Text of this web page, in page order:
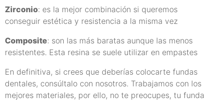
Zirconio: es la mejor combinación si queremos
conseguir estética y resistencia a la misma vez
Composite: son las más baratas aunque las menos
resistentes. Esta resina se suele utilizar en empastes
En definitiva, si crees que deberías colocarte fundas
dentales, consúltalo con nosotros. Trabajamos con los
mejores materiales, por ello, no te preocupes, tu funda